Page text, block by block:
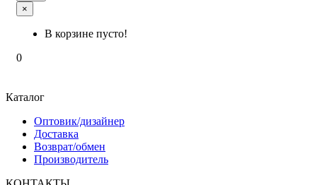
×
В корзине пусто!
0
Каталог
Оптовик/дизайнер
Доставка
Возврат/обмен
Производитель